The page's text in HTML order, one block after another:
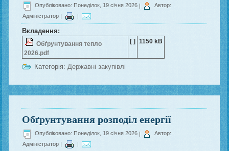
Опубліковано: Понеділок, 19 січня 2026 |
Автор:
Адміністратор | |
Вкладення:
Обґрунтування тепло
2026.pdf
[ ] 1150 kB
Категорія: Державні закупівлі
Обґрунтування розподіл енергії
Опубліковано: Понеділок, 19 січня 2026 |
Автор:
Адміністратор | |